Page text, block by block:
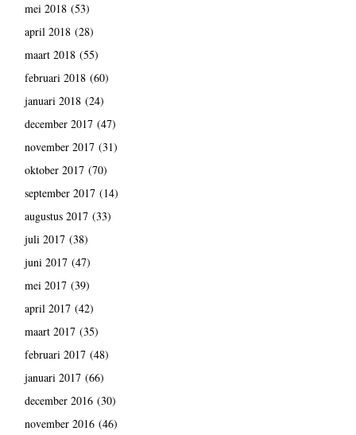
mei 2018(53)
april 2018(28)
maart 2018(55)
februari 2018(60)
januari 2018(24)
december 2017(47)
november 2017(31)
oktober 2017(70)
september 2017(14)
augustus 2017(33)
juli 2017(38)
juni 2017(47)
mei 2017(39)
april 2017(42)
maart 2017(35)
februari 2017(48)
januari 2017(66)
december 2016(30)
november 2016(46)